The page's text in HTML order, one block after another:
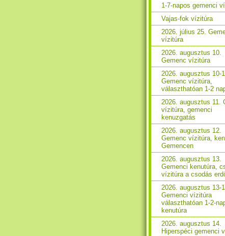
1-7-napos gemenci
Vajas-fok vízitúra
2026. július 25.
vízitúra
2026. augusztus 10.
Gemenc vízitúra
2026. augusztus 10-
Gemenc vízitúra,
választhatóan 1-2
2026. augusztus 11.
vízitúra, gemenci
kenuzgatás
2026. augusztus 12.
Gemenc vízitúra,
Gemencen
2026. augusztus 13.
Gemenci kenutúra,
vízitúra a csodás
2026. augusztus 13-
Gemenci vízitúra
választhatóan 1-2-
kenutúra
2026. augusztus 14.
Hiperspéci gemenci